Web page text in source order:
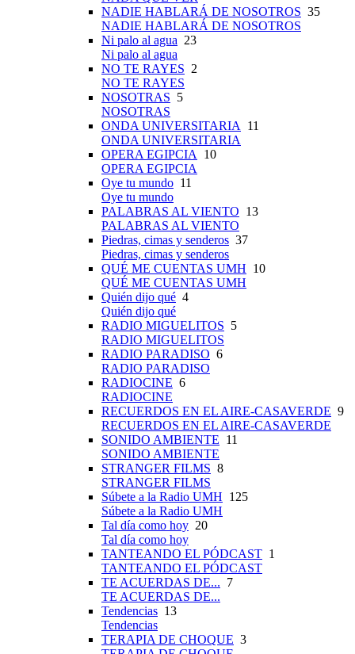
NADIE HABLARÁ DE NOSOTROS 35
NADIE HABLARÁ DE NOSOTROS
Ni palo al agua 23
Ni palo al agua
NO TE RAYES 2
NO TE RAYES
NOSOTRAS 5
NOSOTRAS
ONDA UNIVERSITARIA
11
ONDA UNIVERSITARIA
OPERA EGIPCIA
10
OPERA EGIPCIA
Oye tu mundo 11
Oye tu mundo
PALABRAS AL VIENTO 13
PALABRAS AL VIENTO
Piedras, cimas y senderos 37
Piedras, cimas y senderos
QUÉ ME CUENTAS UMH 10
QUÉ ME CUENTAS UMH
Quién dijo qué 4
Quién dijo qué
RADIO MIGUELITOS 5
RADIO MIGUELITOS
RADIO PARADISO 6
RADIO PARADISO
RADIOCINE 6
RADIOCINE
RECUERDOS EN EL AIRE-CASAVERDE 9
RECUERDOS EN EL AIRE-CASAVERDE
SONIDO AMBIENTE 11
SONIDO AMBIENTE
STRANGER FILMS 8
STRANGER FILMS
Súbete a la Radio UMH 125
Súbete a la Radio UMH
Tal día como hoy 20
Tal día como hoy
TANTEANDO EL PÓDCAST 1
TANTEANDO EL PÓDCAST
TE ACUERDAS DE... 7
TE ACUERDAS DE...
Tendencias 13
Tendencias
TERAPIA DE CHOQUE 3